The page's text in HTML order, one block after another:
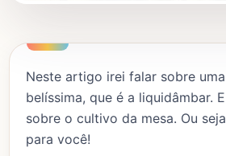
Neste artigo irei falar sobre uma
belíssima, que é a liquidâmbar.
sobre o cultivo da mesa. Ou
para você!